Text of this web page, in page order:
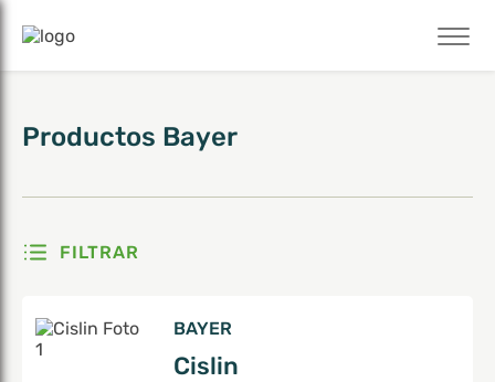
Mostrando 1–6 de 10 resultados
Productos Bayer
FILTRAR
BAYER
Cislin